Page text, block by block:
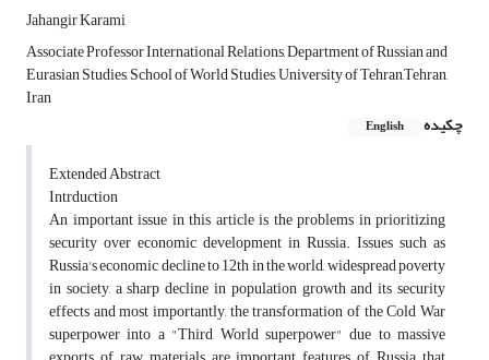
Jahangir Karami
Associate Professor International Relations, Department of Russian and
Eurasian Studies, School of World Studies, University of Tehran,Tehran,
Iran
چکیده
English
Extended Abstract
Intrduction
An important issue in this article is the problems in prioritizing
security over economic development in Russia. Issues such as
Russia's economic decline to 12th in the world, widespread poverty
in society, a sharp decline in population growth and its security
effects and most importantly, the transformation of the Cold War
superpower into a "Third World superpower" due to massive